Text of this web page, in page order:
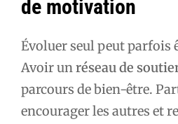
de motivation
Évoluer seul peut parfois
Avoir unréseau de
parcours de bien-être.
encourager les autres et